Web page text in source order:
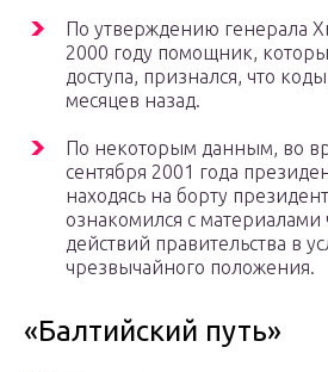
По утверждению генерала
2000 году помощник,
доступа, признался, что
месяцев назад.
По некоторым данным, во
сентября 2001 года
находясь на борту
ознакомился с материалами
действий правительства в
чрезвычайного положения.
«Балтийский путь»